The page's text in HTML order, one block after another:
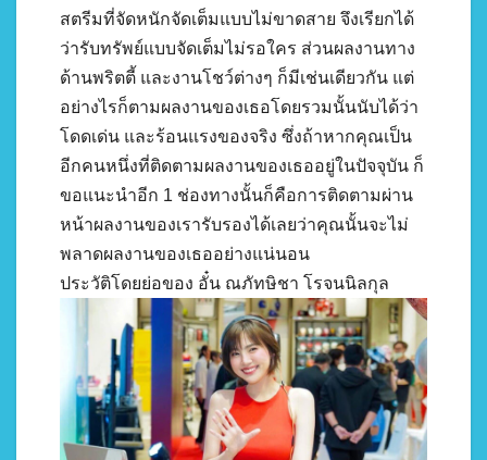
สตรีมที่จัดหนักจัดเต็มแบบไม่ขาดสาย จึงเรียกได้
ว่ารับทรัพย์แบบจัดเต็มไม่รอใคร ส่วนผลงานทาง
ด้านพริตตี้ และงานโชว์ต่างๆ ก็มีเช่นเดียวกัน แต่
อย่างไรก็ตามผลงานของเธอโดยรวมนั้นนับได้ว่า
โดดเด่น และร้อนแรงของจริง ซึ่งถ้าหากคุณเป็น
อีกคนหนึ่งที่ติดตามผลงานของเธออยู่ในปัจจุบัน ก็
ขอแนะนำอีก 1 ช่องทางนั้นก็คือการติดตามผ่าน
หน้าผลงานของเรารับรองได้เลยว่าคุณนั้นจะไม่
พลาดผลงานของเธออย่างแน่นอน
ประวัติโดยย่อของ อั๋น ณภัทษิชา โรจนนิลกุล